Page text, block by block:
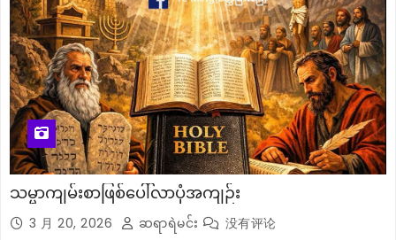
သမ္မာကျမ်းစာဖြစ်ပေါ်လာပုံအကျဉ်း
3 月 20, 2026 ဆရာရဲမင်း 没有评论